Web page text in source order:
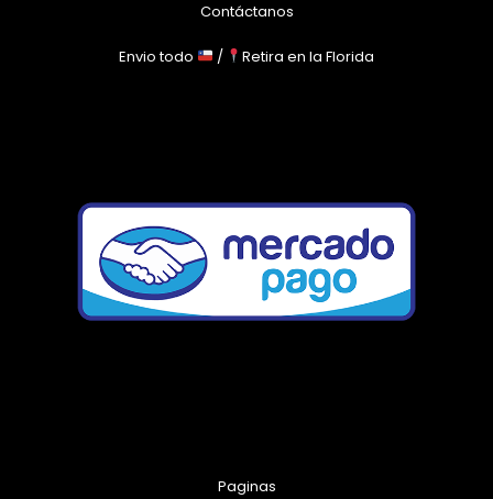
Contáctanos
Envio todo / Retira en la Florida
Paginas